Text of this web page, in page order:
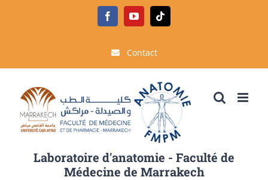
FacebookYouTubeTiktok
Contact
Laboratoire d'anatomie - Faculté de
Médecine de Marrakech